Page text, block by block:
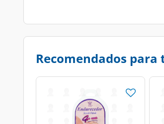
Recomendados para